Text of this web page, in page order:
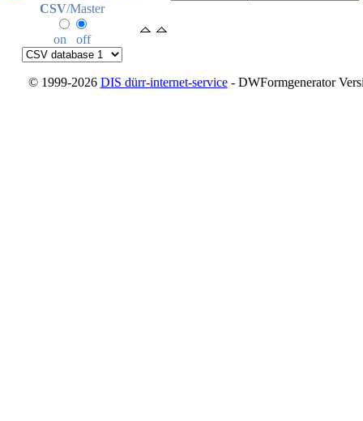
CSV/Master
on off
© 1999-2026 DIS dürr-internet-service- DWFormgenerator